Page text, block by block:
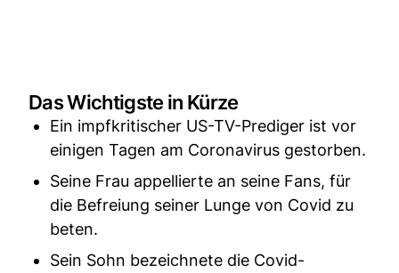
Das Wichtigste in Kürze
Ein impfkritischer US-TV-Prediger ist vor
einigen Tagen am Coronavirus gestorben.
Seine Frau appellierte an seine Fans, für
die Befreiung seiner Lunge von Covid zu
beten.
Sein Sohn bezeichnete die Covid-